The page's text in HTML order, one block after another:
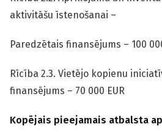
aktivitāšu īstenošanai –
Paredzētais finansējums – 100
Rīcība 2.3. Vietējo kopienu
finansējums – 70 000 EUR
Kopējais pieejamais atbalsta